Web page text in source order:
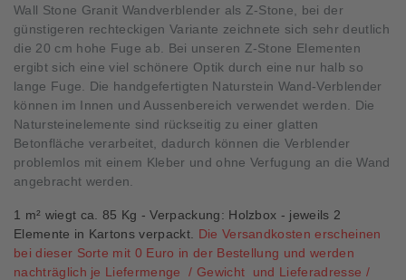
Wall Stone Granit Wandverblender als Z-Stone, bei der
günstigeren rechteckigen Variante zeichnete sich sehr deutlich
die 20 cm hohe Fuge ab. Bei unseren Z-Stone Elementen
ergibt sich eine viel schönere Optik durch eine nur halb so
lange Fuge. Die handgefertigten Naturstein Wand-Verblender
können im Innen und Aussenbereich verwendet werden. Die
Natursteinelemente sind rückseitig zu einer glatten
Betonfläche verarbeitet, dadurch können die Verblender
problemlos mit einem Kleber und ohne Verfugung an die Wand
angebracht werden.
1 m² wiegt ca. 85 Kg - Verpackung: Holzbox - jeweils 2
Elemente in Kartons verpackt.
Die Versandkosten erscheinen
bei dieser Sorte mit 0 Euro in der Bestellung und werden
nachträglich je Liefermenge / Gewicht und Lieferadresse /